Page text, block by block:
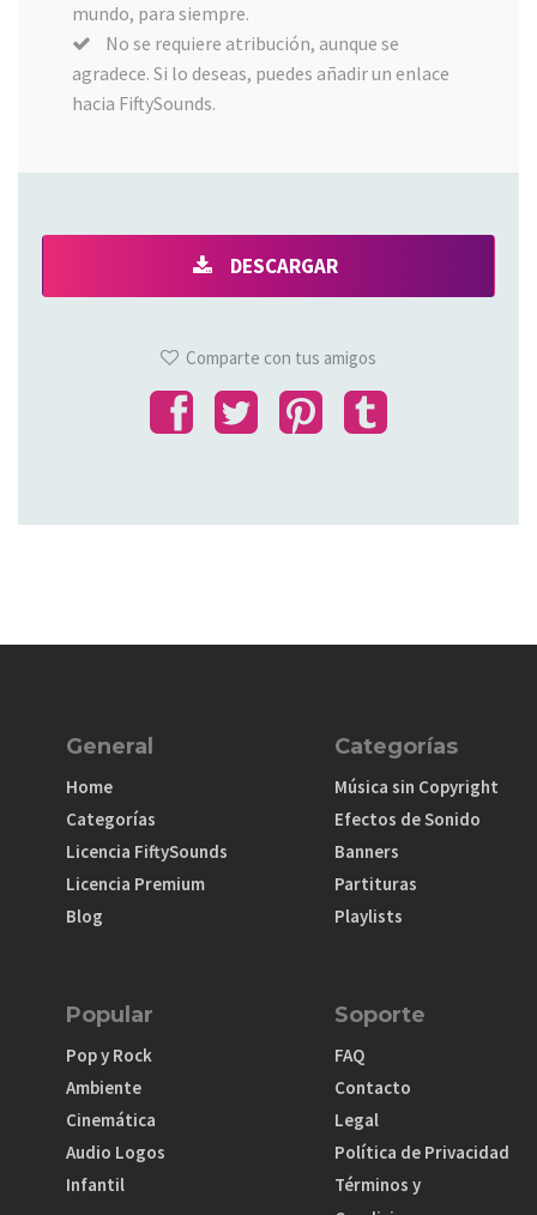
mundo, para siempre.
No se requiere atribución, aunque se
agradece. Si lo deseas, puedes añadir un enlace
hacia FiftySounds.
DESCARGAR
Comparte con tus amigos
General
Home
Categorías
Licencia FiftySounds
Licencia Premium
Blog
Categorías
Música sin Copyright
Efectos de Sonido
Banners
Partituras
Playlists
Popular
Pop y Rock
Ambiente
Cinemática
Audio Logos
Infantil
Soporte
FAQ
Contacto
Legal
Política de Privacidad
Términos y